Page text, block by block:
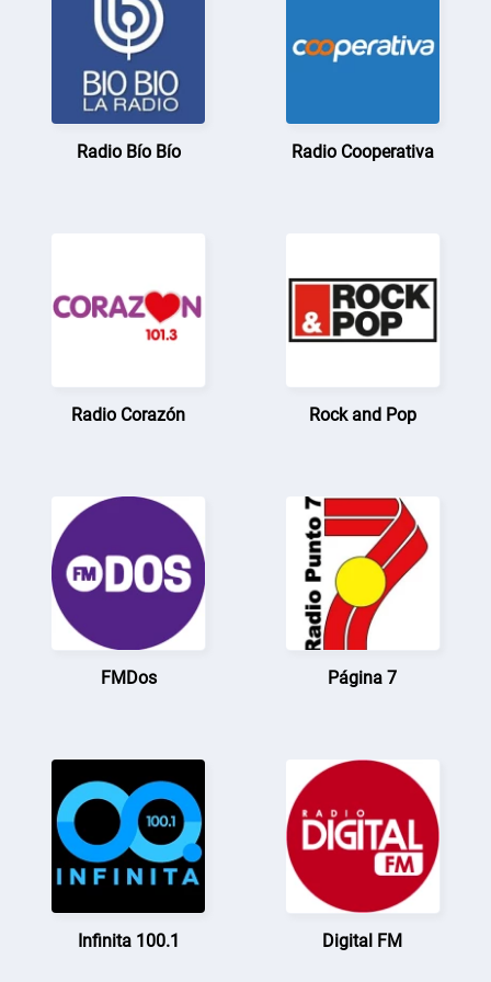
Radio Bío Bío Radio Cooperativa
Radio Corazón Rock and Pop
FMDos Página 7
Infinita 100.1 Digital FM